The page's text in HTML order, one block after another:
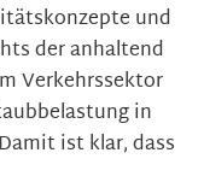
und
der anhaltend
Verkehrssektor
in
ist klar, dass